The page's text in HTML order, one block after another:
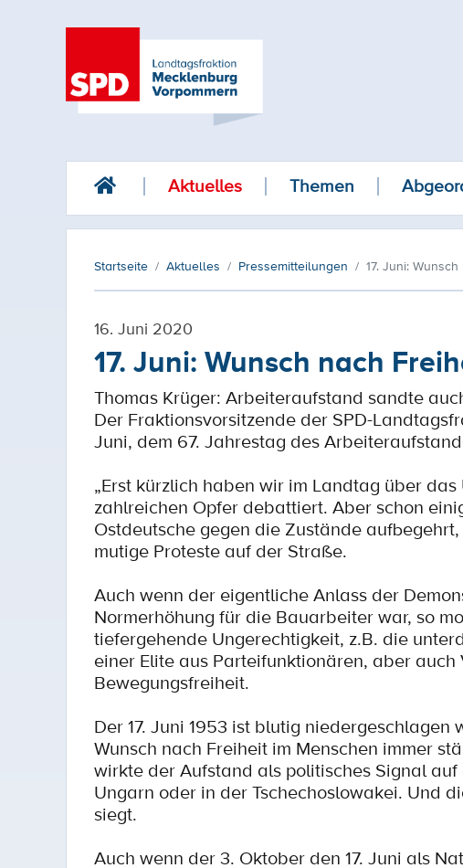
Aktuelles Themen
Startseite Aktuelles Pressemitteilungen 17. Juni:
16. Juni 2020
17. Juni: Wunsch nach
Thomas Krüger: Arbeiteraufstand sandte
Der Fraktionsvorsitzende der SPD-
Juni, dem 67. Jahrestag des
„Erst kürzlich haben wir im Landtag über
zahlreichen Opfer debattiert. Aber schon
Ostdeutsche gegen die Zustände
mutige Proteste auf der Straße.
Auch wenn der eigentliche Anlass der
Normerhöhung für die Bauarbeiter war, so
tiefergehende Ungerechtigkeit, z.B. die
einer Elite aus Parteifunktionären, aber
Bewegungsfreiheit.
Der 17. Juni 1953 ist blutig
Wunsch nach Freiheit im Menschen immer
wirkte der Aufstand als politisches Signal
Ungarn oder in der Tschechoslowakei. Und
siegt.
Auch wenn der 3. Oktober den 17. Juni als